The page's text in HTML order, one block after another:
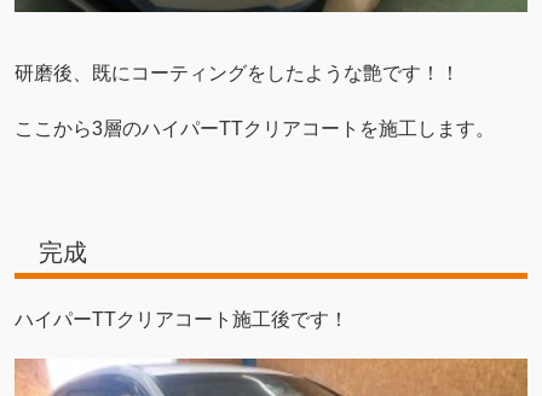
研磨後、既にコーティングをしたような艶です！！
ここから3層のハイパーTTクリアコートを施工します。
完成
ハイパーTTクリアコート施工後です！